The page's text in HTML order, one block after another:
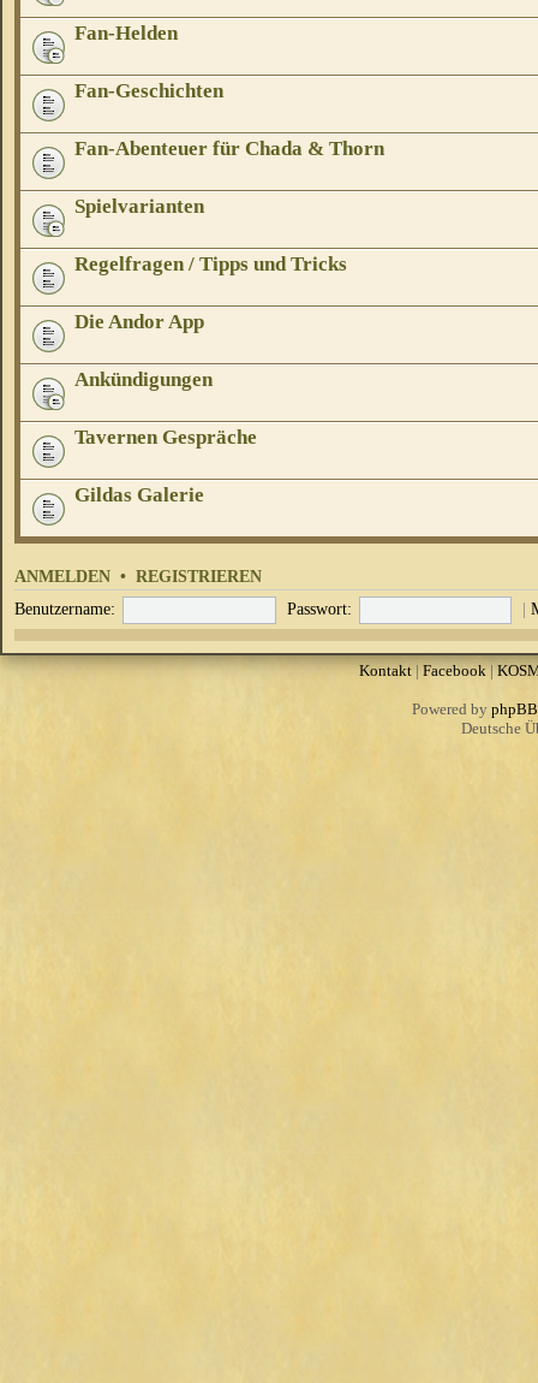
Fan-Helden
Fan-Geschichten
Fan-Abenteuer für Chada & Thorn
Spielvarianten
Regelfragen / Tipps und Tricks
Die Andor App
Ankündigungen
Tavernen Gespräche
Gildas Galerie
ANMELDEN • REGISTRIEREN
Benutzername: Passwort: |
Kontakt| Facebook|
Powered by phpBB
Deutsche